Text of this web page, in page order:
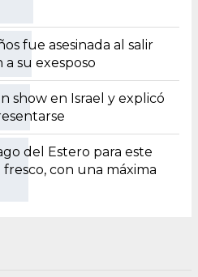
fue asesinada al salir
su exesposo
show en Israel y explicó
del Estero para este
con una máxima